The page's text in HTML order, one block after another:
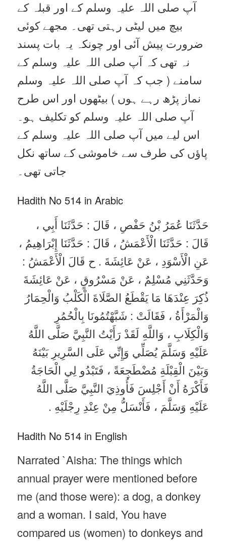
آپ صلی اللہ علیہ وسلم کے اور قبلہ کے
بیچ میں لیٹی رہتی تھی۔ مجھے کوئی
ضرورت پیش آئی اور چونکہ یہ بات پسند
نہ تھی کہ آپ صلی اللہ علیہ وسلم کے
سامنے ( جب کہ آپ صلی اللہ علیہ وسلم
نماز پڑھ رہے ہوں ) بیٹھوں اور اس طرح
آپ صلی اللہ علیہ وسلم کو تکلیف ہو۔
اس لیے میں آپ صلی اللہ علیہ وسلم کے
پاؤں کی طرف سے خاموشی کے ساتھ نکل
جاتی تھی۔
Hadith No 514 in Arabic
حَدَّثَنَا عُمَرُ بْنُ حَفْصِ ، قَالَ : حَدَّثَنَا أَبِي ،
قَالَ : حَدَّثَنَا الْأَعْمَشُ ، قَالَ : حَدَّثَنَا إِبْرَاهِيمُ ،
عَنِ الْأَسْوَدِ ، عَنْ عَائِشَةَ . ح قَالَ الْأَعْمَشُ :
وَحَدَّثَنِي مُسْلِمٌ ، عَنْ مَسْرُوقٍ ، عَنْ عَائِشَةَ
ذُكِرَ عِنْدَهَا مَا يَقْطَعُ الصَّلَاةَ الْكَلْبُ وَالْحِمَارُ
وَالْمَرْأَةُ ، فَقَالَتْ : شَبَّهْتُمُونَا بِالْحُمُرِ
وَالْكِلَابِ ، وَاللَّهِ لَقَدْ رَأَيْتُ النَّبِيَّ صَلَّى اللَّهُ
عَلَيْهِ وَسَلَّمَ يُصَلِّي وَإِنِّي عَلَى السَّرِيرِ بَيْنَهُ
وَبَيْنَ الْقِبْلَةِ مُضْطَجِعَةً ، فَتَبْدُو لِي الْحَاجَةُ
فَأَكْرَهُ أَنْ أَجْلِسَ فَأُوذِيَ النَّبِيَّ صَلَّى اللَّهُ
عَلَيْهِ وَسَلَّمَ ، فَأَنْسَلُّ مِنْ عِنْدِ رِجْلَيْهِ .
Hadith No 514 in English
Narrated `Aisha: The things which
annual prayer were mentioned before
me (and those were): a dog, a donkey
and a woman. I said, You have
compared us (women) to donkeys and